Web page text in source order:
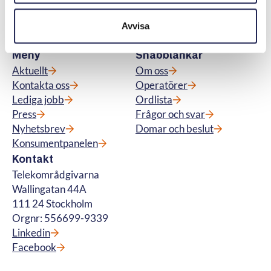
Avvisa
för fiberanslutning och vi hanterar
betalteletjänster. © Telekområdgivarna
2025
Meny
Aktuellt
Kontakta oss
Lediga jobb
Press
Nyhetsbrev
Konsumentpanelen
Snabblänkar
Om oss
Operatörer
Ordlista
Frågor och svar
Domar och beslut
Kontakt
Telekområdgivarna
Wallingatan 44A
111 24 Stockholm
Orgnr: 556699-9339
Linkedin
Facebook